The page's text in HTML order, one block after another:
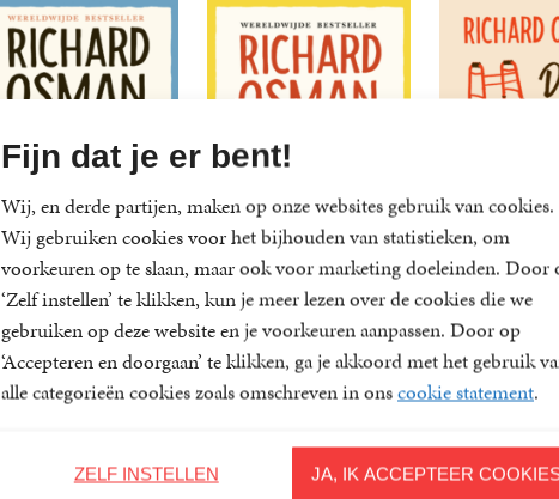
Fijn dat je er bent!
Wij, en derde partijen, maken op onze websites gebruik van cookies.
Wij gebruiken cookies voor het bijhouden van statistieken, om
voorkeuren op te slaan, maar ook voor marketing doeleinden. Door
‘Zelf instellen’ te klikken, kun je meer lezen over de cookies die we
gebruiken op deze website en je voorkeuren aanpassen. Door op
‘Accepteren en doorgaan’ te klikken, ga je akkoord met het gebruik
alle categorieën cookies zoals omschreven in onscookie statement.
JA, IK ACCEPTEER
ZELF INSTELLEN
De laatste
duivel die sterft
Het schot dat
niemand raakte
12,50
Paperback
De man
twee keer
doodging
Richard
12
Paperback